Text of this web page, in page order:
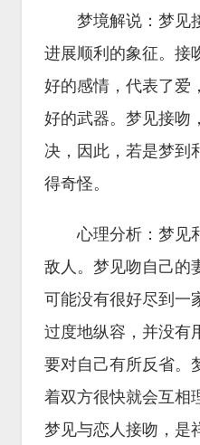
梦境解说：梦见
进展顺利的象征。接
好的感情，代表了爱
好的武器。梦见接吻
决，因此，若是梦到
得奇怪。
心理分析：梦见
敌人。梦见吻自己的
可能没有很好尽到一
过度地纵容，并没有
要对自己有所反省。
着双方很快就会互相
梦见与恋人接吻，是